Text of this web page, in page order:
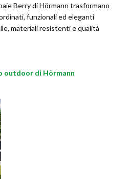
Berry di Hörmann trasformano
funzionali ed eleganti
materiali resistenti e qualità
outdoor di Hörmann